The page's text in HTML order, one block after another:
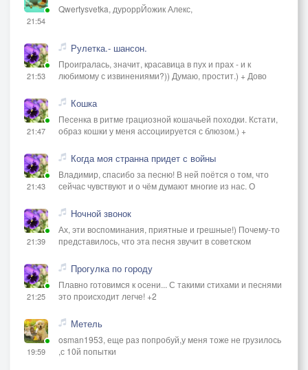
21:54
Qwertysvetka, дуроррЙожик Алекс,
21:53
Рулетка.- шансон.
Проигралась, значит, красавица в пух и прах - и к
любимому с извинениями?)) Думаю, простит.) + Дово
21:47
Кошка
Песенка в ритме грациозной кошачьей походки. Кстати,
образ кошки у меня ассоциируется с блюзом.) +
21:43
Когда моя странна придет с войны
Владимир, спасибо за песню! В ней поётся о том, что
сейчас чувствуют и о чём думают многие из нас. О
21:39
Ночной звонок
Ах, эти воспоминания, приятные и грешные!) Почему-то
представилось, что эта песня звучит в советском
21:25
Прогулка по городу
Плавно готовимся к осени... С такими стихами и песнями
это происходит легче! +2
19:59
Метель
osman1953, еще раз попробуй,у меня тоже не грузилось
,с 10й попытки